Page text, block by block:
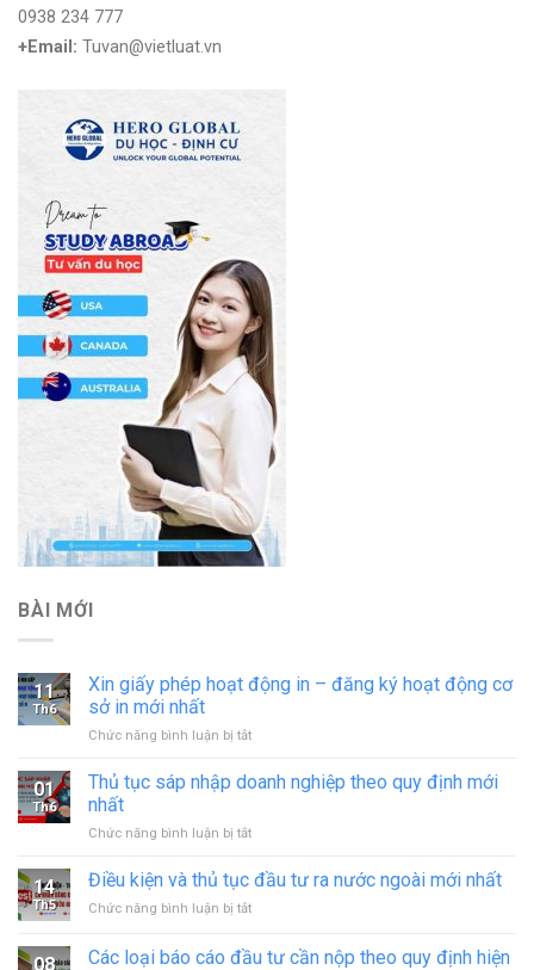
0938 234 777
+Email: Tuvan@vietluat.vn
BÀI MỚI
11
Th6
Xin giấy phép hoạt động in – đăng ký hoạt động cơ
sở in mới nhất
Chức năng bình luận bị tắtở
giấy
động
–
ký
động
01
Th6
Thủ tục sáp nhập doanh nghiệp theo quy định mới
nhất
Chức năng bình luận bị tắtở
tục
nhập
nghiệp
14
Th5
Điều kiện và thủ tục đầu tư ra nước ngoài mới nhất
Chức năng bình luận bị tắtở
kiện
08
Các loại báo cáo đầu tư cần nộp theo quy định hiện